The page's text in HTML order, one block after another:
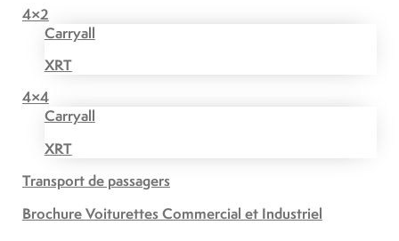
4×2
Carryall
XRT
4×4
Carryall
XRT
Transport de passagers
Brochure Voiturettes Commercial et Industriel